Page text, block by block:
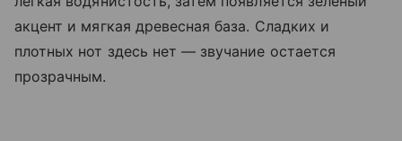
акцент и мягкая древесная база. Сладких и
плотных нот здесь нет — звучание остается
прозрачным.